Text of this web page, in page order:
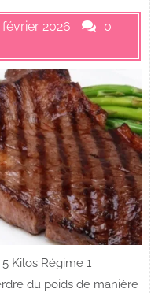
février 2026
0
Kilos Régime 1
du poids de manière